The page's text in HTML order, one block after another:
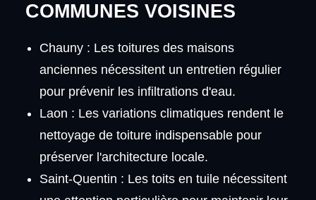
COMMUNES VOISINES
Chauny : Les toitures des maisons
anciennes nécessitent un entretien régulier
pour prévenir les infiltrations d'eau.
Laon : Les variations climatiques rendent le
nettoyage de toiture indispensable pour
préserver l'architecture locale.
Saint-Quentin : Les toits en tuile nécessitent